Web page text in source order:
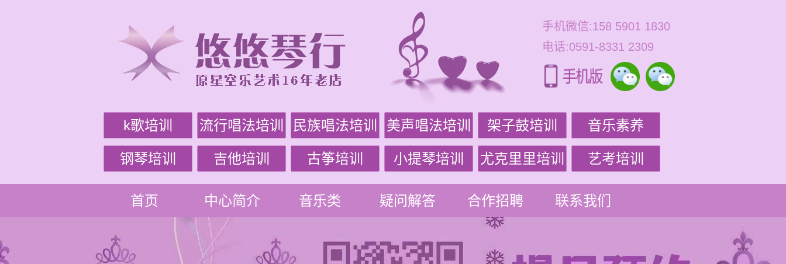
手机微信:158 5901 1830
电话:0591-8331 2309
k歌培训 流行唱法培训 民族唱法培训 美声唱法培训 架子鼓培训 音乐素养
钢琴培训 吉他培训 古筝培训 小提琴培训 尤克里里培训 艺考培训
首页 中心简介 音乐类 疑问解答 合作招聘 联系我们